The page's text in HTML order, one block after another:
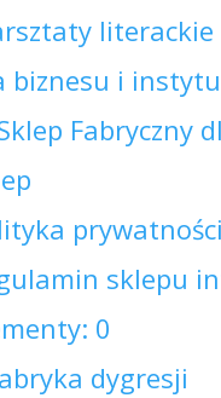
biznesu i
Fabryczny
prywatności
sklepu
0